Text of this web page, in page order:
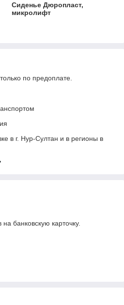
Сиденье Дюропласт,
микролифт
по предоплате.
в г. Нур-Султан и в регионы в
банковскую карточку.